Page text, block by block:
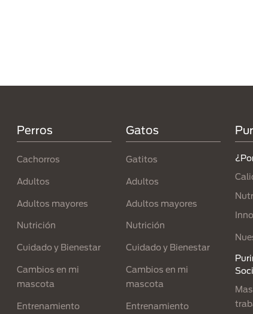
Perros
Cachorros
Adultos
Adultos mayores
Nutrición
Cuidado y Bienestar
Cambios en mi
mascota
Entrenamiento
Gatos
Gatitos
Adultos
Adultos mayores
Nutrición
Cuidado y Bienestar
Cambios en mi
mascota
Entrenamiento